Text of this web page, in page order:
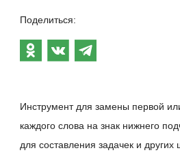
Поделиться:
Инструмент для замены первой
каждого слова на знак нижнего
для составления задачек и